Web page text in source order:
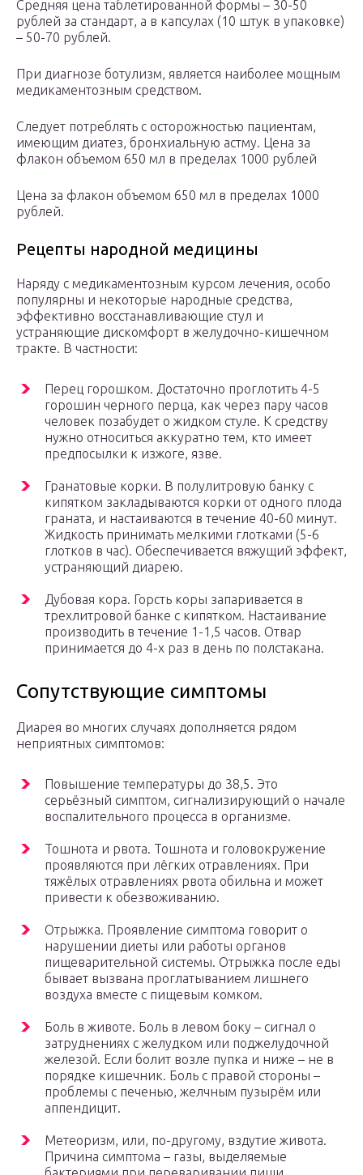
Средняя цена таблетированной формы – 30-50
рублей за стандарт, а в капсулах (10 штук в упаковке)
– 50-70 рублей.
При диагнозе ботулизм, является наиболее мощным
медикаментозным средством.
Следует потреблять с осторожностью пациентам,
имеющим диатез, бронхиальную астму. Цена за
флакон объемом 650 мл в пределах 1000 рублей
Цена за флакон объемом 650 мл в пределах 1000
рублей.
Рецепты народной медицины
Наряду с медикаментозным курсом лечения, особо
популярны и некоторые народные средства,
эффективно восстанавливающие стул и
устраняющие дискомфорт в желудочно-кишечном
тракте. В частности:
Перец горошком. Достаточно проглотить 4-5
горошин черного перца, как через пару часов
человек позабудет о жидком стуле. К средству
нужно относиться аккуратно тем, кто имеет
предпосылки к изжоге, язве.
Гранатовые корки. В полулитровую банку с
кипятком закладываются корки от одного плода
граната, и настаиваются в течение 40-60 минут.
Жидкость принимать мелкими глотками (5-6
глотков в час). Обеспечивается вяжущий эффект,
устраняющий диарею.
Дубовая кора. Горсть коры запаривается в
трехлитровой банке с кипятком. Настаивание
производить в течение 1-1,5 часов. Отвар
принимается до 4-х раз в день по полстакана.
Сопутствующие симптомы
Диарея во многих случаях дополняется рядом
неприятных симптомов:
Повышение температуры до 38,5. Это
серьёзный симптом, сигнализирующий о начале
воспалительного процесса в организме.
Тошнота и рвота. Тошнота и головокружение
проявляются при лёгких отравлениях. При
тяжёлых отравлениях рвота обильна и может
привести к обезвоживанию.
Отрыжка. Проявление симптома говорит о
нарушении диеты или работы органов
пищеварительной системы. Отрыжка после еды
бывает вызвана проглатыванием лишнего
воздуха вместе с пищевым комком.
Боль в животе. Боль в левом боку – сигнал о
затруднениях с желудком или поджелудочной
железой. Если болит возле пупка и ниже – не в
порядке кишечник. Боль с правой стороны –
проблемы с печенью, желчным пузырём или
аппендицит.
Метеоризм, или, по-другому, вздутие живота.
Причина симптома – газы, выделяемые